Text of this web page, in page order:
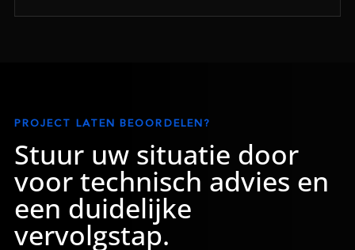
geplaatst.…
PROJECT LATEN BEOORDELEN?
Stuur uw situatie door
voor technisch advies en
een duidelijke
vervolgstap.